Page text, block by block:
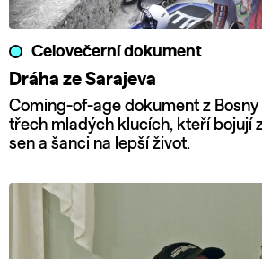
Celovečerní dokument
Dráha ze Sarajeva
Coming-of-age dokument z
třech mladých klucích, kteří bojují
sen a šanci na lepší život.